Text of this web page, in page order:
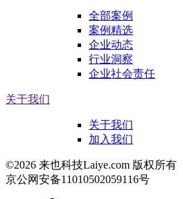
全部案例
案例精选
企业动态
行业洞察
企业社会责任
关于我们
关于我们
加入我们
©2026 来也科技Laiye.com 版权所有
京公网安备11010502059116号